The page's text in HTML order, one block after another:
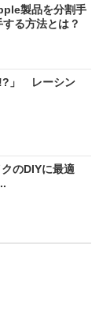
製品を分割手
る方法とは？
」 レーシン
のDIYに最適